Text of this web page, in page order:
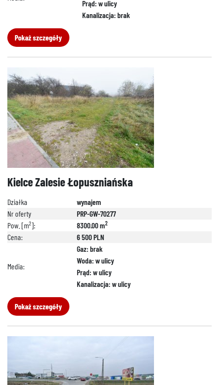
Prąd: w ulicy
Kanalizacja: brak
Pokaż szczegóły
Kielce Zalesie Łopuszniańska
Działka
wynajem
Nr oferty
PRP-GW-70277
Pow. [m2]: 8300.00 m2
Cena: 6 500 PLN
Media:
Gaz: brak
Woda: w ulicy
Prąd: w ulicy
Kanalizacja: w ulicy
Pokaż szczegóły